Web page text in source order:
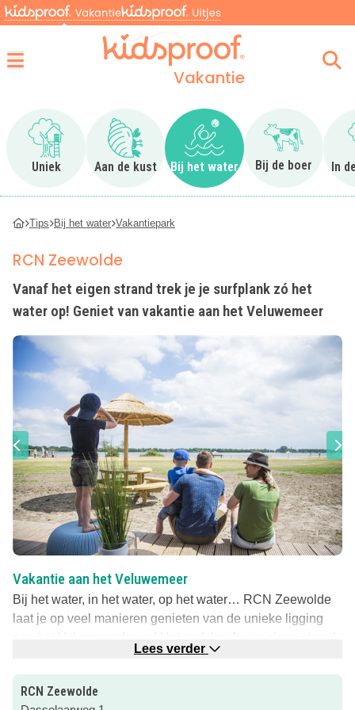
Vakantie
Uniek
Ga naar Uniek
Aan de kust
Ga naar Aan de kust
Bij het water
Ga naar Bij het water
Bij de boer
Ga naar Bij
In
Tips Bij het water Vakantiepark
RCN Zeewolde
Vanaf het eigen strand trek je je surfplank zó het
water op! Geniet van vakantie aan het Veluwemeer
Vakantie aan het Veluwemeer
Bij het water, in het water, op het water… RCN Zeewolde
laat je op veel manieren genieten van de unieke ligging
waar kinderen in een afgezet deel veilig kunnen spelen en
vanaf een ander deel kun je met een surfplank het water
op!
Lees verder
RCN Zeewolde